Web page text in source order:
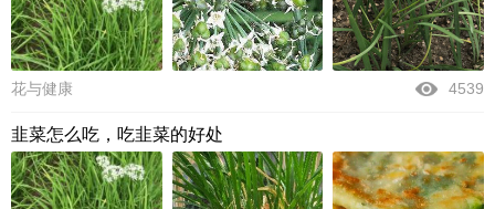
花与健康 4539
韭菜怎么吃，吃韭菜的好处